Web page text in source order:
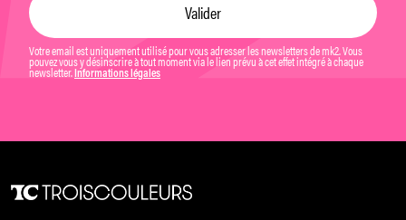
Votre email est uniquement utilisé pour vous adresser les newsletters de mk2. Vous
pouvez vous y désinscrire à tout moment via le lien prévu à cet effet intégré à chaque
newsletter. Informations légales